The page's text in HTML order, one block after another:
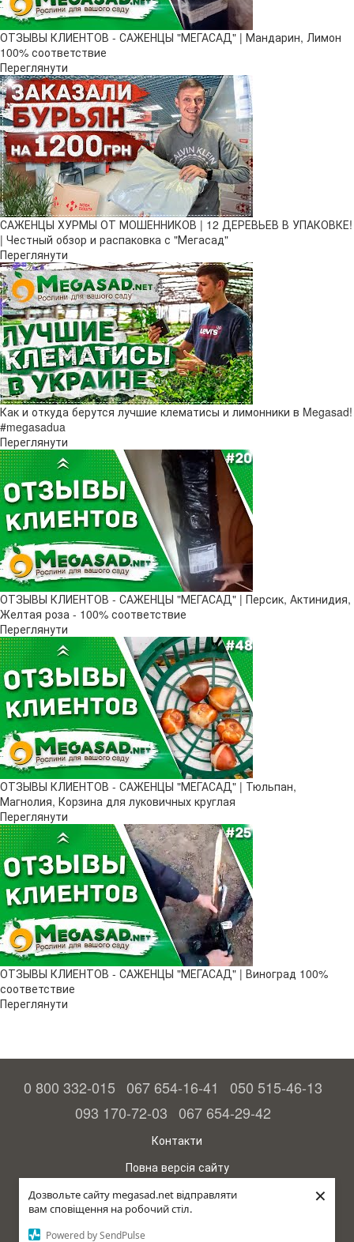
Дозвольте сайту megasad.net відправляти
вам сповіщення на робочий стіл.
Powered by SendPulse
×
ОТЗЫВЫ КЛИЕНТОВ - САЖЕНЦЫ "МЕГАСАД" | Мандарин, Лимон
100% соответствие
Переглянути
САЖЕНЦЫ ХУРМЫ ОТ МОШЕННИКОВ | 12 ДЕРЕВЬЕВ В УПАКОВКЕ!
| Честный обзор и распаковка с "Мегасад"
Переглянути
Как и откуда берутся лучшие клематисы и лимонники в Megasad!
#megasadua
Переглянути
ОТЗЫВЫ КЛИЕНТОВ - САЖЕНЦЫ "МЕГАСАД" | Персик, Актинидия,
Желтая роза - 100% соответствие
Переглянути
ОТЗЫВЫ КЛИЕНТОВ - САЖЕНЦЫ "МЕГАСАД" | Тюльпан,
Магнолия, Корзина для луковичных круглая
Переглянути
ОТЗЫВЫ КЛИЕНТОВ - САЖЕНЦЫ "МЕГАСАД" | Виноград 100%
соответствие
Переглянути
0 800 332-015 067 654-16-41
050 515-46-13
093 170-72-03 067 654-29-42
Контакти
Повна версія сайту
© 2015—2026
Megasad – гарантія високого врожаю
рус (країна-терорист)